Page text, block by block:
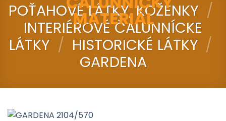
POŤAHOVÉ LÁTKY, KOŽENKY /
INTERIÉROVÉ ČALUNNÍCKE
LÁTKY / HISTORICKÉ LÁTKY /
GARDENA